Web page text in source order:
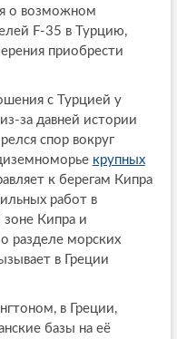
о возможном
F-35 в Турцию,
приобрести
с Турцией у
за давней истории
спор вокруг
крупных
к берегам Кипра
работ в
Кипра и
разделе морских
в Греции
в Греции,
базы на её